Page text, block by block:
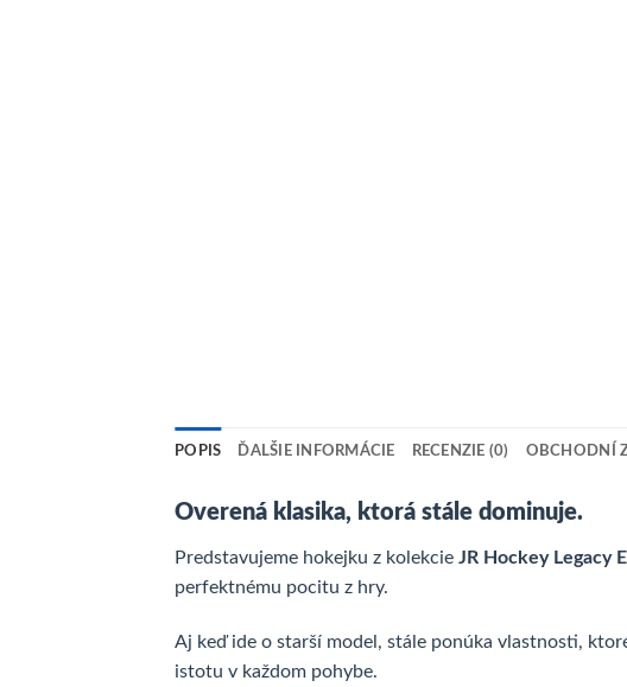
POPIS ĎALŠIE INFORMÁCIE RECENZIE (0) OBCHODNÍ
Overená klasika, ktorá stále dominuje.
Predstavujeme hokejku z kolekcie JR Hockey Legacy
perfektnému pocitu z hry.
Aj keď ide o starší model, stále ponúka vlastnosti,
istotu v každom pohybe.